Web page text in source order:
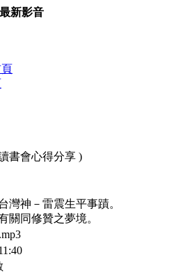
新影音
書會心得分享 )
灣神－雷震生平事蹟。
關同修贊之夢境。